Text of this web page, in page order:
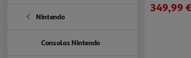
Nintendo
Refine by Categoria: Nintendo
Consolas Nintendo
selected Currently Refined by Categoria: Consolas
349,99